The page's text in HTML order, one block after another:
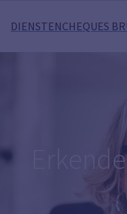
DIENSTENCHEQUES